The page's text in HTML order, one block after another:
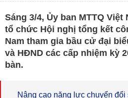
Sáng 3/4, Ủy ban MTTQ Việt
tổ chức Hội nghị tổng kết
Nam tham gia bầu cử đại
và HĐND các cấp nhiệm kỳ
bàn.
Nâng cao năng lực chuyển